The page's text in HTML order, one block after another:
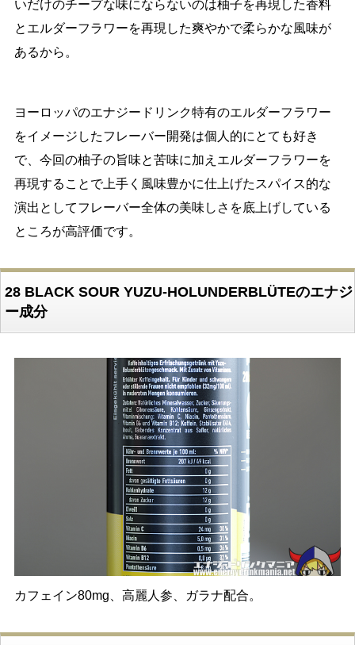
いだけのチープな味にならないのは柚子を再現した香料
とエルダーフラワーを再現した爽やかで柔らかな風味が
あるから。
ヨーロッパのエナジードリンク特有のエルダーフラワー
をイメージしたフレーバー開発は個人的にとても好き
で、今回の柚子の旨味と苦味に加えエルダーフラワーを
再現することで上手く風味豊かに仕上げたスパイス的な
演出としてフレーバー全体の美味しさを底上げしている
ところが高評価です。
28 BLACK SOUR YUZU-HOLUNDERBLÜTEのエナジ
ー成分
カフェイン80mg、高麗人参、ガラナ配合。